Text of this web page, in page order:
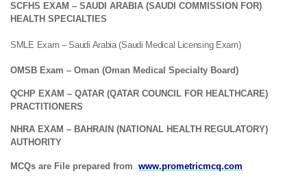
(SCFHS EXAM – SAUDI ARABIA (SAUDI COMMISSION FOR
HEALTH SPECIALTIES
(SMLE Exam – Saudi Arabia (Saudi Medical Licensing Exam
(OMSB Exam – Oman (Oman Medical Specialty Board
(QCHP EXAM – QATAR (QATAR COUNCIL FOR HEALTHCARE
PRACTITIONERS
(NHRA EXAM – BAHRAIN (NATIONAL HEALTH REGULATORY
AUTHORITY
MCQs are File prepared from www.prometricmcq.com